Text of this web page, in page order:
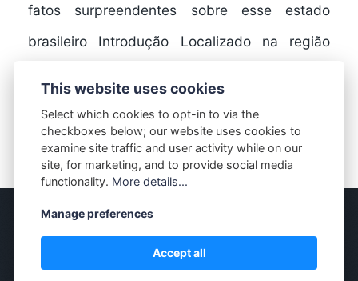
fatos surpreendentes sobre esse estado
brasileiro Introdução Localizado na região
FULL STORY
© MASSIVELY
This website uses cookies
Select which cookies to opt-in to via the
checkboxes below; our website uses cookies to
examine site traffic and user activity while on our
site, for marketing, and to provide social media
functionality. More details...
Manage preferences
Accept all